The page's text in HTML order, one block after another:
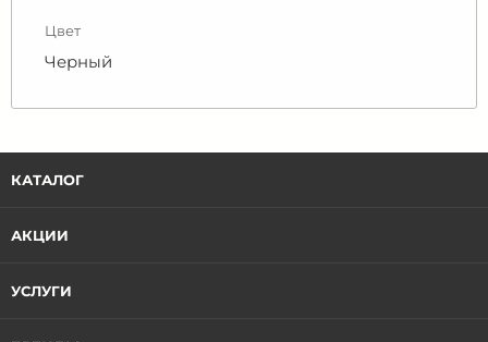
Цвет
Черный
КАТАЛОГ
АКЦИИ
УСЛУГИ